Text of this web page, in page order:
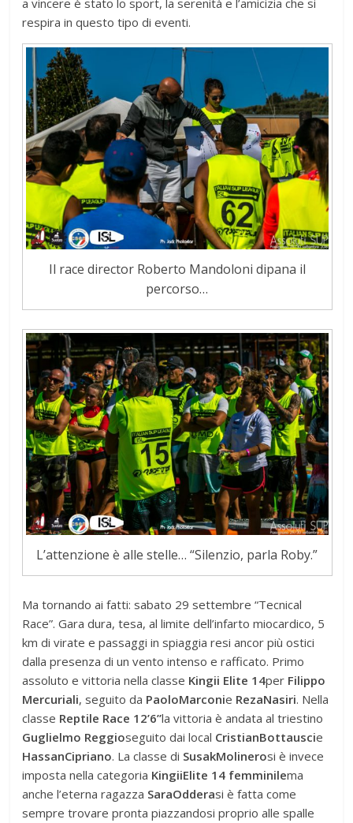
respira in questo tipo di eventi.
Il race director Roberto Mandoloni dipana il
percorso…
L’attenzione è alle stelle… “Silenzio, parla Roby.”
Ma tornando ai fatti: sabato 29 settembre “Tecnical
Race”. Gara dura, tesa, al limite dell’infarto miocardico, 5
km di virate e passaggi in spiaggia resi ancor più ostici
dalla presenza di un vento intenso e rafficato. Primo
assoluto e vittoria nella classe Kingii Elite 14per Filippo
Mercuriali, seguito da PaoloMarconie RezaNasiri. Nella
classe Reptile Race 12’6”la vittoria è andata al triestino
Guglielmo Reggioseguito dai local CristianBottauscie
HassanCipriano. La classe di SusakMolinerosi è invece
imposta nella categoria KingiiElite 14 femminilema
anche l’eterna ragazza SaraOdderasi è fatta come
sempre trovare pronta piazzandosi proprio alle spalle